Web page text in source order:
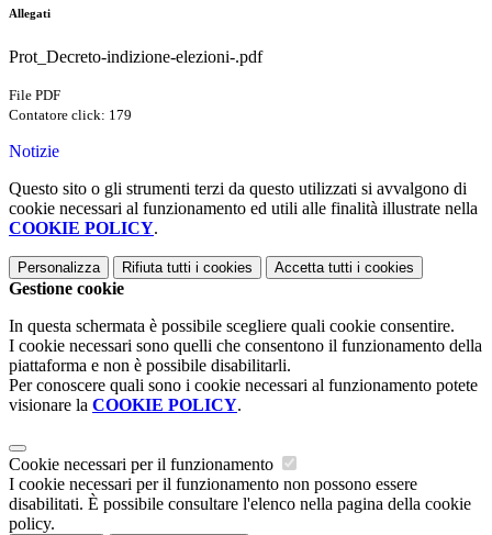
Allegati
Prot_Decreto-indizione-elezioni-.pdf
File PDF
Contatore click: 179
Notizie
Questo sito o gli strumenti terzi da questo utilizzati si avvalgono di
cookie necessari al funzionamento ed utili alle finalità illustrate nella
COOKIE POLICY.
Personalizza Rifiuta tutti i cookies Accetta tutti i cookies
Gestione cookie
In questa schermata è possibile scegliere quali cookie consentire.
I cookie necessari sono quelli che consentono il funzionamento della
piattaforma e non è possibile disabilitarli.
Per conoscere quali sono i cookie necessari al funzionamento potete
visionare la COOKIE POLICY.
Cookie necessari per il funzionamento
I cookie necessari per il funzionamento non possono essere
disabilitati. È possibile consultare l'elenco nella pagina della cookie
policy.